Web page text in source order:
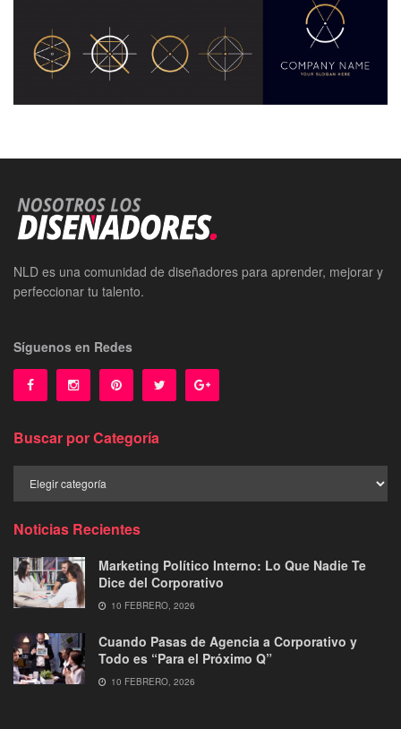
NLD es una comunidad de diseñadores para aprender, mejorar y
perfeccionar tu talento.
Síguenos en Redes
Buscar por Categoría
por
Noticias Recientes
Marketing Político Interno: Lo Que Nadie Te
Dice del Corporativo
10 FEBRERO, 2026
Cuando Pasas de Agencia a Corporativo y
Todo es “Para el Próximo Q”
10 FEBRERO, 2026